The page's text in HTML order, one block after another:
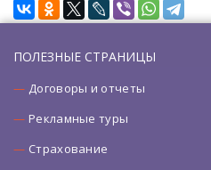
ПОЛЕЗНЫЕ СТРАНИЦЫ
Договоры и отчеты
Рекламные туры
Страхование